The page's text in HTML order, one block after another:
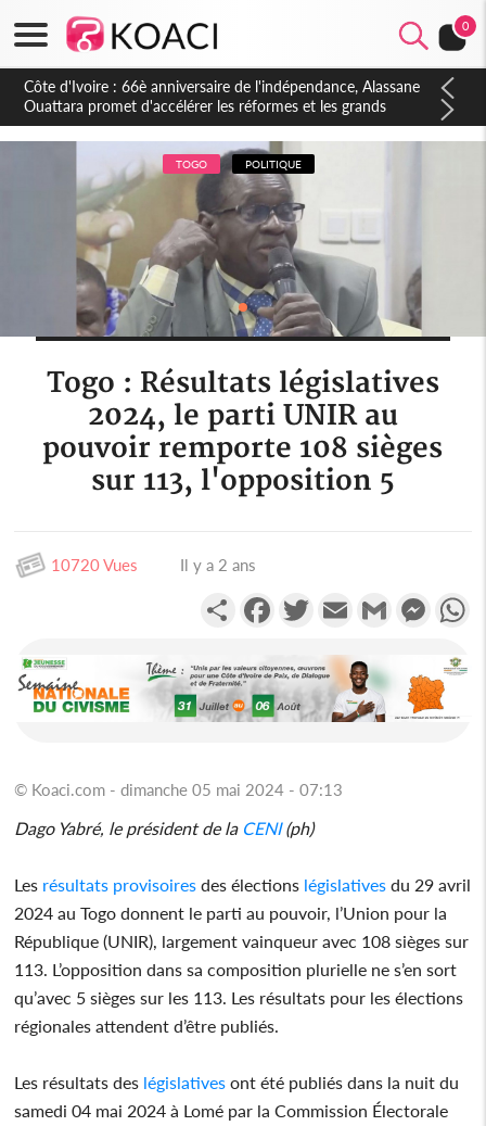
0
Côte d'Ivoire : À Abidjan, Amadou Oury Bah admire le modèle
ivoirien et veut s'en inspirer pour accélérer le développement
de la Guinée
TOGO POLITIQUE
Togo : Résultats législatives
2024, le parti UNIR au
pouvoir remporte 108 sièges
sur 113, l'opposition 5
10720 Vues Il y a 2 ans
PartagerFacebookTwitterEmail Gmail
© Koaci.com - dimanche 05 mai 2024 - 07:13
Dago Yabré, le président de laCENI(ph)
Les résultats provisoires des élections législatives du 29 avril
2024 au Togo donnent le parti au pouvoir, l’Union pour la
République (UNIR), largement vainqueur avec 108 sièges sur
113. L’opposition dans sa composition plurielle ne s’en sort
qu’avec 5 sièges sur les 113. Les résultats pour les élections
régionales attendent d’être publiés.
Les résultats des législatives ont été publiés dans la nuit du
samedi 04 mai 2024 à Lomé par la Commission Électorale